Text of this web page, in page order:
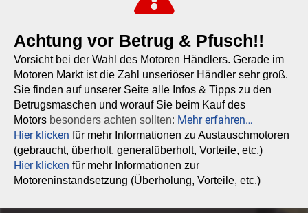
Achtung vor Betrug & Pfusch!!
Vorsicht bei der Wahl des Motoren Händlers. Gerade im
Motoren Markt ist die Zahl unseriöser Händler sehr groß.
Sie finden auf unserer Seite alle Infos & Tipps zu den
Betrugsmaschen und worauf Sie beim Kauf des
Motors besonders achten sollten: Mehr erfahren…
Hier klicken für mehr Informationen zu Austauschmotoren
(gebraucht, überholt, generalüberholt, Vorteile, etc.)
Hier klicken für mehr Informationen zur
Motoreninstandsetzung (Überholung, Vorteile, etc.)